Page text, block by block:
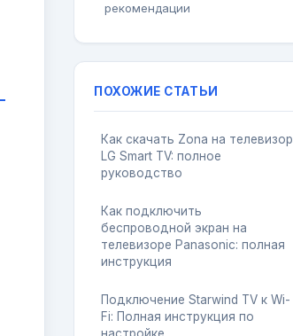
рекомендации
ПОХОЖИЕ СТАТЬИ
Как скачать Zona на телевизор
LG Smart TV: полное
руководство
Как подключить
беспроводной экран на
телевизоре Panasonic: полная
инструкция
Подключение Starwind TV к Wi-
Fi: Полная инструкция по